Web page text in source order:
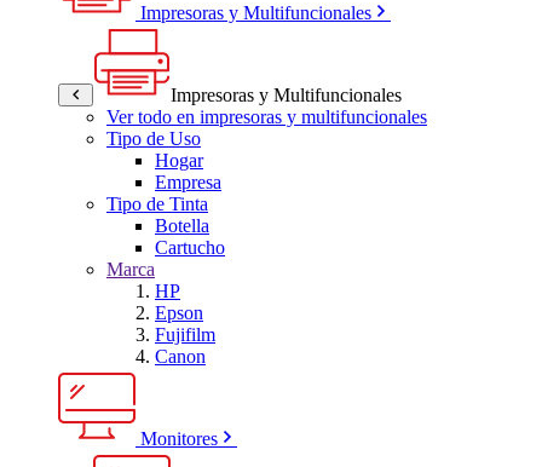
Impresoras y Multifuncionales
Impresoras y Multifuncionales
Ver todo en impresoras y multifuncionales
Tipo de Uso
Hogar
Empresa
Tipo de Tinta
Botella
Cartucho
Marca
HP
Epson
Fujifilm
Canon
Monitores